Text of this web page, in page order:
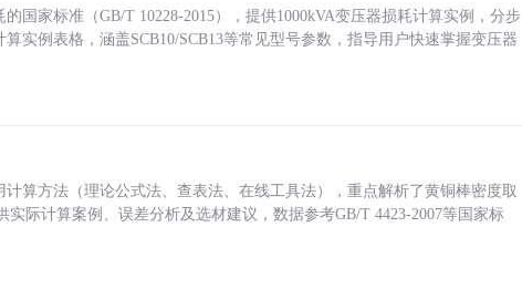
国家标准（GB/T 10228-2015），提供1000kVA变压器损耗计算实例，分步
实例表格，涵盖SCB10/SCB13等常见型号参数，指导用户快速掌握变压器
算方法（理论公式法、查表法、在线工具法），重点解析了黄铜棒密度取
实际计算案例、误差分析及选材建议，数据参考GB/T 4423-2007等国家标